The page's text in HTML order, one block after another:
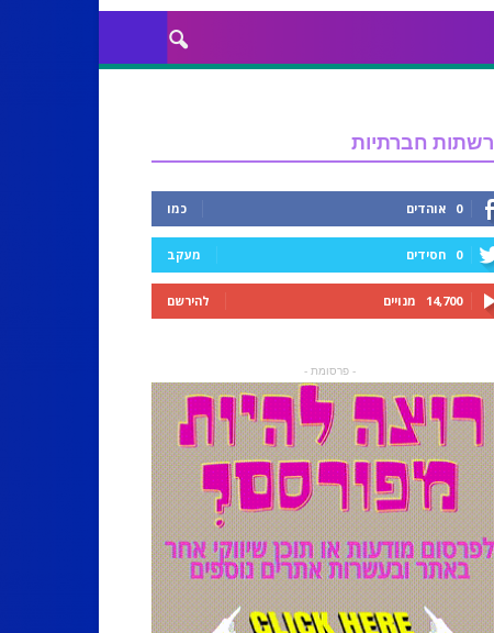
רשתות חברתיות
0 אוהדים כמו
0 חסידים מעקב
14,700 מנויים להירשם
- פרסומת -